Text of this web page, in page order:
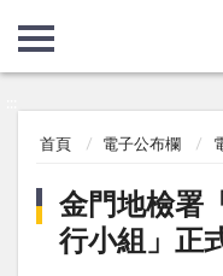
首頁 電子公布欄
金門地檢署
行小組」正